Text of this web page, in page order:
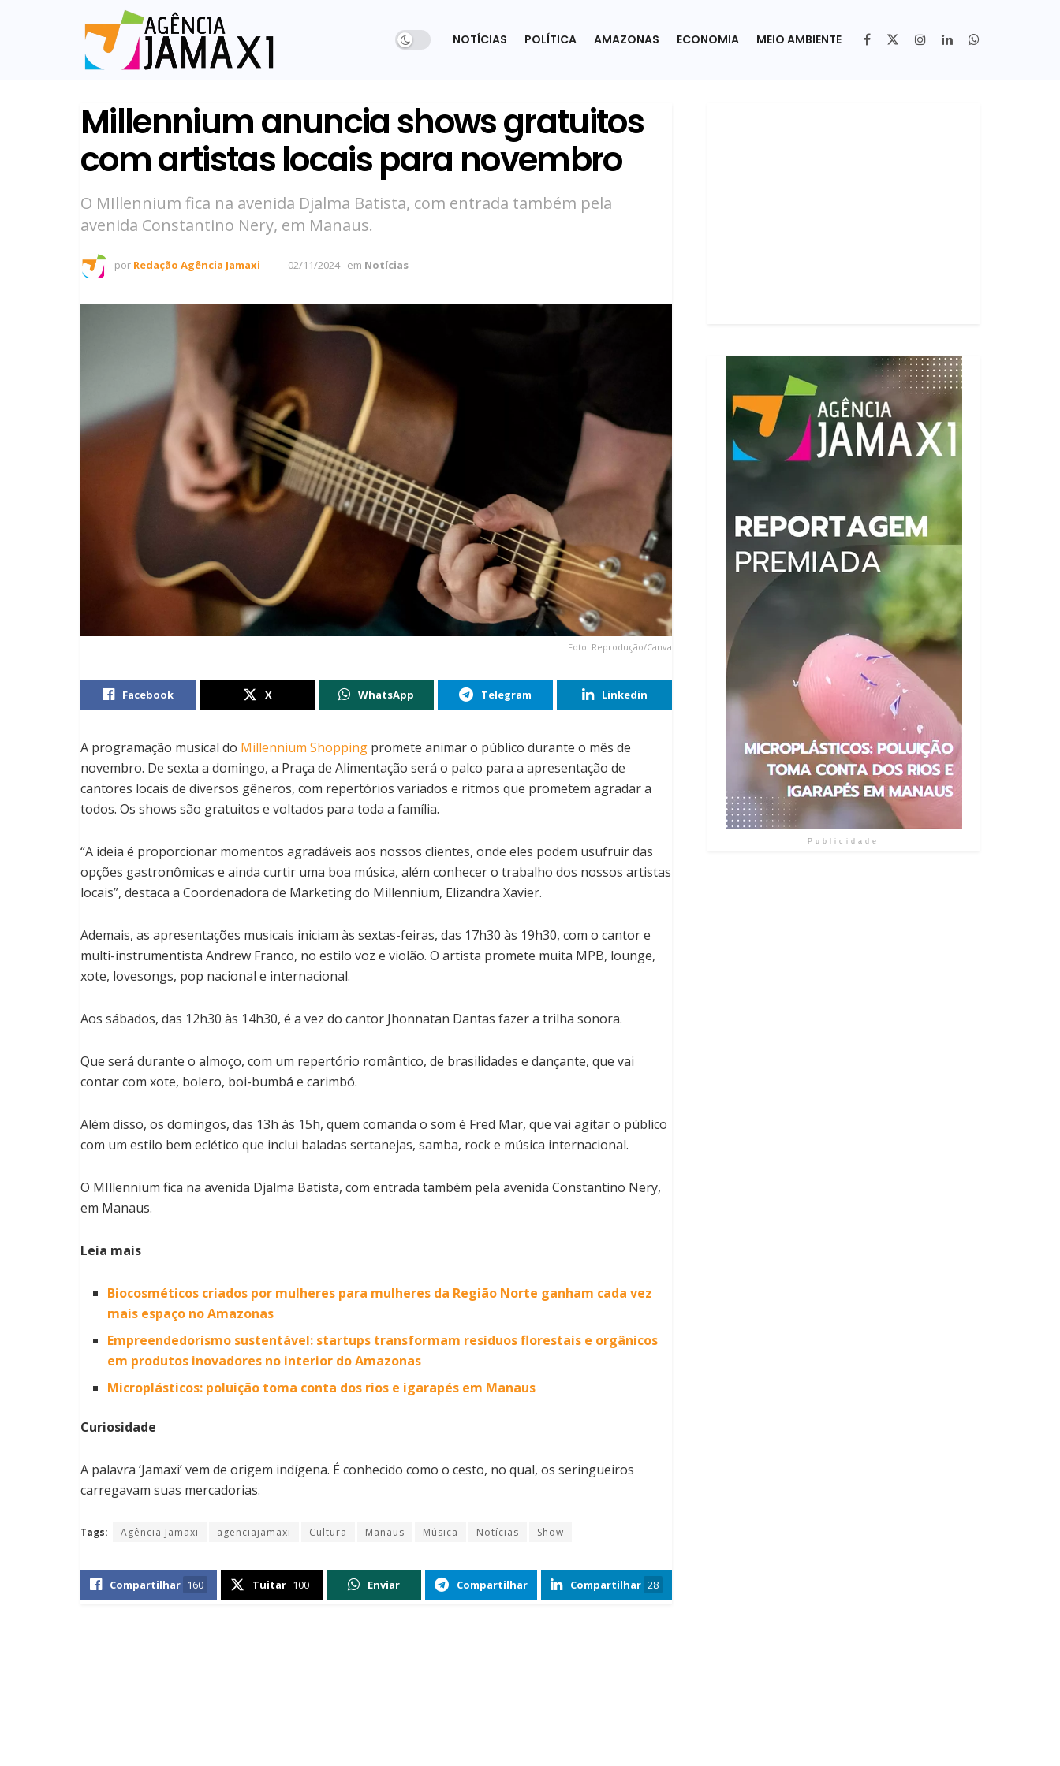
NOTÍCIAS POLÍTICA AMAZONAS ECONOMIA MEIO AMBIENTE
Millennium anuncia shows gratuitos
com artistas locais para novembro
O MIllennium fica na avenida Djalma Batista, com entrada também pela
avenida Constantino Nery, em Manaus.
por Redação Agência Jamaxi 02/11/2024 em Notícias
Foto: Reprodução/Canva
Facebook X WhatsApp Telegram Linkedin
A programação musical do Millennium Shopping promete animar o público durante o mês de
novembro. De sexta a domingo, a Praça de Alimentação será o palco para a apresentação de
cantores locais de diversos gêneros, com repertórios variados e ritmos que prometem agradar a
todos. Os shows são gratuitos e voltados para toda a família.
“A ideia é proporcionar momentos agradáveis aos nossos clientes, onde eles podem usufruir das
opções gastronômicas e ainda curtir uma boa música, além conhecer o trabalho dos nossos artistas
locais”, destaca a Coordenadora de Marketing do Millennium, Elizandra Xavier.
Ademais, as apresentações musicais iniciam às sextas-feiras, das 17h30 às 19h30, com o cantor e
multi-instrumentista Andrew Franco, no estilo voz e violão. O artista promete muita MPB, lounge,
xote, lovesongs, pop nacional e internacional.
Aos sábados, das 12h30 às 14h30, é a vez do cantor Jhonnatan Dantas fazer a trilha sonora.
Que será durante o almoço, com um repertório romântico, de brasilidades e dançante, que vai
contar com xote, bolero, boi-bumbá e carimbó.
Além disso, os domingos, das 13h às 15h, quem comanda o som é Fred Mar, que vai agitar o público
com um estilo bem eclético que inclui baladas sertanejas, samba, rock e música internacional.
O MIllennium fica na avenida Djalma Batista, com entrada também pela avenida Constantino Nery,
em Manaus.
Leia mais
Biocosméticos criados por mulheres para mulheres da Região Norte ganham cada vez
mais espaço no Amazonas
Empreendedorismo sustentável: startups transformam resíduos florestais e orgânicos
em produtos inovadores no interior do Amazonas
Microplásticos: poluição toma conta dos rios e igarapés em Manaus
Curiosidade
A palavra ‘Jamaxi’ vem de origem indígena. É conhecido como o cesto, no qual, os seringueiros
carregavam suas mercadorias.
Tags: Agência Jamaxi agenciajamaxi Cultura Manaus Música Notícias Show
Compartilhar 160 Tuitar 100 Enviar Compartilhar Compartilhar 28
Publicidade